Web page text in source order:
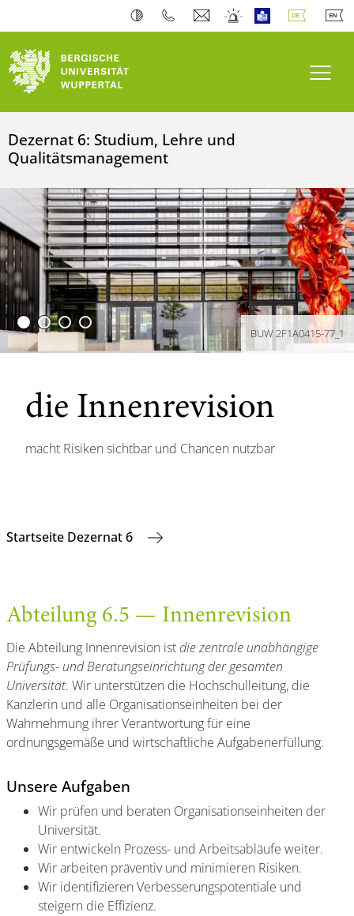
Dezernat 6: Studium, Lehre und
Qualitätsmanagement
BUW 2F1A0415-77_1
die Innenrevision
macht Risiken sichtbar und Chancen nutzbar
Startseite Dezernat 6
Abteilung 6.5 — Innenrevision
Die Abteilung Innenrevision istdie zentrale unabhängige
Prüfungs- und Beratungseinrichtung der gesamten
Universität. Wir unterstützen die Hochschulleitung, die
Kanzlerin und alle Organisationseinheiten bei der
Wahrnehmung ihrer Verantwortung für eine
ordnungsgemäße und wirtschaftliche Aufgabenerfüllung.
Unsere Aufgaben
Wir prüfen und beraten Organisationseinheiten der
Universität.
Wir entwickeln Prozess- und Arbeitsabläufe weiter.
Wir arbeiten präventiv und minimieren Risiken.
Wir identifizieren Verbesserungspotentiale und
steigern die Effizienz.